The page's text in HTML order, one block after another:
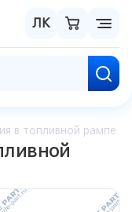
ЛК
в топливной рампе